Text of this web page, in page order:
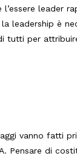
l’essere leader
leadership è
tutti per
vanno fatti
Pensare di